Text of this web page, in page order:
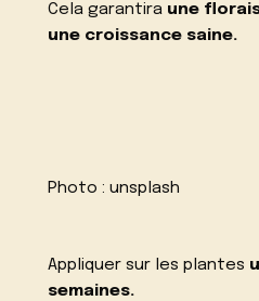
Cela garantira une
une croissance saine.
Photo :unsplash
Appliquer sur les plantes
semaines.